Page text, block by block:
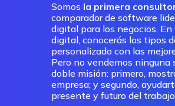
Somos la primera
comparador de software
digital para los negocios.
digital, conocerás los tipos
personalizado con las
Pero no vendemos ninguna
doble misión: primero,
empresa; y segundo,
presente y futuro del